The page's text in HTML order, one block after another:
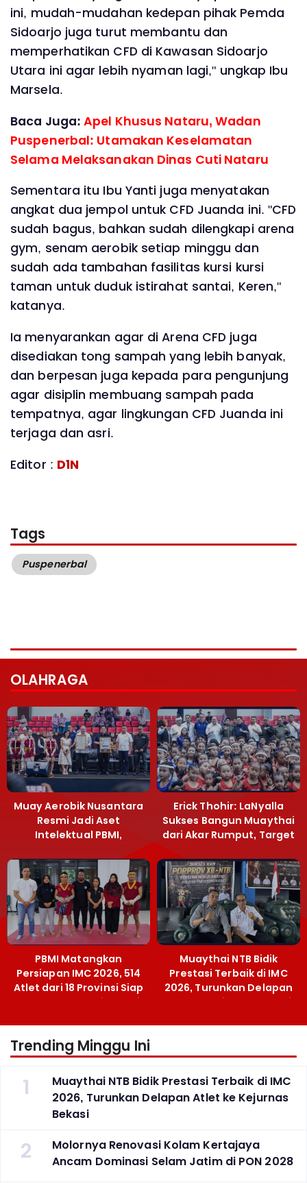
ini, mudah-mudahan kedepan pihak Pemda
Sidoarjo juga turut membantu dan
memperhatikan CFD di Kawasan Sidoarjo
Utara ini agar lebih nyaman lagi," ungkap Ibu
Marsela.
Baca Juga:Apel Khusus Nataru, Wadan
Puspenerbal: Utamakan Keselamatan
Selama Melaksanakan Dinas Cuti Nataru
Sementara itu Ibu Yanti juga menyatakan
angkat dua jempol untuk CFD Juanda ini. "CFD
sudah bagus, bahkan sudah dilengkapi arena
gym, senam aerobik setiap minggu dan
sudah ada tambahan fasilitas kursi kursi
taman untuk duduk istirahat santai, Keren,"
katanya.
Ia menyarankan agar di Arena CFD juga
disediakan tong sampah yang lebih banyak,
dan berpesan juga kepada para pengunjung
agar disiplin membuang sampah pada
tempatnya, agar lingkungan CFD Juanda ini
terjaga dan asri.
Editor : D1N
Tags
Puspenerbal
OLAHRAGA
Muay Aerobik Nusantara
Resmi Jadi Aset
Intelektual PBMI,
Terobosan Bangun
Grassroots
Erick Thohir: LaNyalla
Sukses Bangun Muaythai
dari Akar Rumput, Target
PBMI Matangkan
Persiapan IMC 2026, 514
Atlet dari 18 Provinsi Siap
Berlaga Besok di Bekasi
Muaythai NTB Bidik
Prestasi Terbaik di IMC
2026, Turunkan Delapan
Atlet ke Kejurnas Bekasi
Trending Minggu Ini
1
Muaythai NTB Bidik Prestasi Terbaik di IMC
2026, Turunkan Delapan Atlet ke Kejurnas
Bekasi
2
Molornya Renovasi Kolam Kertajaya
Ancam Dominasi Selam Jatim di PON 2028